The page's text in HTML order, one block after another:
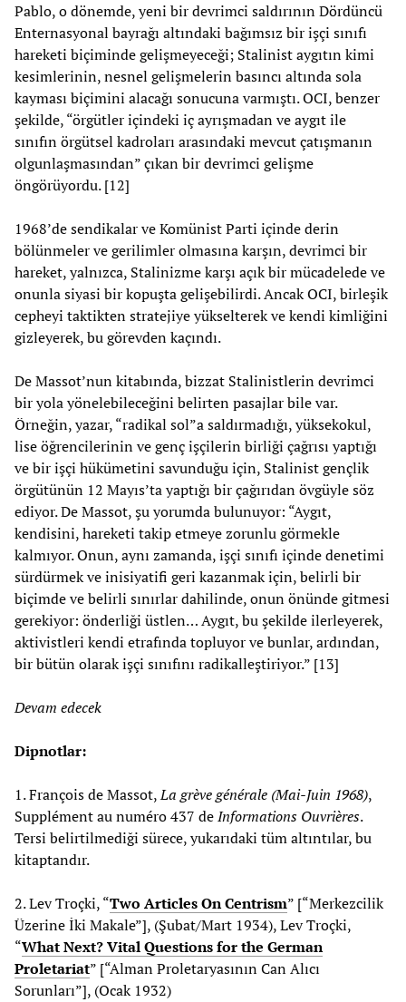
Pablo, o dönemde, yeni bir devrimci saldırının Dördüncü
Enternasyonal bayrağı altındaki bağımsız bir işçi sınıfı
hareketi biçiminde gelişmeyeceği; Stalinist aygıtın kimi
kesimlerinin, nesnel gelişmelerin basıncı altında sola
kayması biçimini alacağı sonucuna varmıştı. OCI, benzer
şekilde, “örgütler içindeki iç ayrışmadan ve aygıt ile
sınıfın örgütsel kadroları arasındaki mevcut çatışmanın
olgunlaşmasından” çıkan bir devrimci gelişme
öngörüyordu. [12]
1968’de sendikalar ve Komünist Parti içinde derin
bölünmeler ve gerilimler olmasına karşın, devrimci bir
hareket, yalnızca, Stalinizme karşı açık bir mücadelede ve
onunla siyasi bir kopuşta gelişebilirdi. Ancak OCI, birleşik
cepheyi taktikten stratejiye yükselterek ve kendi kimliğini
gizleyerek, bu görevden kaçındı.
De Massot’nun kitabında, bizzat Stalinistlerin devrimci
bir yola yönelebileceğini belirten pasajlar bile var.
Örneğin, yazar, “radikal sol”a saldırmadığı, yüksekokul,
lise öğrencilerinin ve genç işçilerin birliği çağrısı yaptığı
ve bir işçi hükümetini savunduğu için, Stalinist gençlik
örgütünün 12 Mayıs’ta yaptığı bir çağırıdan övgüyle söz
ediyor. De Massot, şu yorumda bulunuyor: “Aygıt,
kendisini, hareketi takip etmeye zorunlu görmekle
kalmıyor. Onun, aynı zamanda, işçi sınıfı içinde denetimi
sürdürmek ve inisiyatifi geri kazanmak için, belirli bir
biçimde ve belirli sınırlar dahilinde, onun önünde gitmesi
gerekiyor: önderliği üstlen… Aygıt, bu şekilde ilerleyerek,
aktivistleri kendi etrafında topluyor ve bunlar, ardından,
bir bütün olarak işçi sınıfını radikalleştiriyor.” [13]
Devam edecek
Dipnotlar:
1. François de Massot,La grève générale (Mai-Juin 1968),
Supplément au numéro 437 deInformations Ouvrières.
Tersi belirtilmediği sürece, yukarıdaki tüm altıntılar, bu
kitaptandır.
2. Lev Troçki, “Two Articles On Centrism” [“Merkezcilik
Üzerine İki Makale”], (Şubat/Mart 1934), Lev Troçki,
“What Next? Vital Questions for the German
Proletariat” [“Alman Proletaryasının Can Alıcı
Sorunları”], (Ocak 1932)